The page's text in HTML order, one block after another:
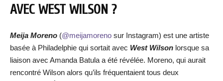
AVEC WEST WILSON ?
Meija Moreno (@meijamoreno sur Instagram) est une artiste
basée à Philadelphie qui sortait avec West Wilson lorsque sa
liaison avec Amanda Batula a été révélée. Moreno, qui aurait
rencontré Wilson alors qu’ils fréquentaient tous deux